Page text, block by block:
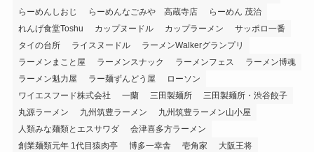
らーめんしおじ
らーめんなごみや 高蔵寺店
らーめん 茂治
れんげ食堂Toshu
カップヌードル カップラーメン
サッポロ一番
タイの台所
ライスヌードル
ラーメンWalkerグランプリ
ラーメンまこと屋
ラーメンスナック ラーメンフェス
ラーメン博魂
ラーメン魁力屋
ラー麺ずんどう屋
ローソン
ワイエスフード株式会社
一蘭 三田製麺所
三田製麺所・渋谷餃子
丸源ラーメン
九州筑豊ラーメン
九州筑豊ラーメン山小屋
人類みな麺類とエスサワダ
会津喜多方ラーメン
創業麺類元年 1代目猿肉亭
博多一幸舎 壱角家
大阪王将